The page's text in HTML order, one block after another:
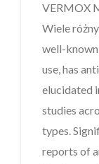
VERMOX
Wiele
well-
use, has
elucidated
studies
types.
reports of